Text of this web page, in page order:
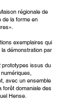
régionale de
de la forme en
exemplaires qui
démonstration par
prototypes issus du
avec un ensemble
domaniale des
Hense.